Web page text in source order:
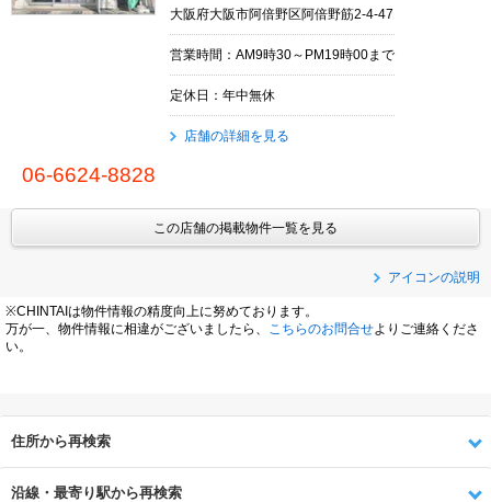
大阪府大阪市阿倍野区阿倍野筋2-4-47
営業時間：AM9時30～PM19時00まで
定休日：年中無休
店舗の詳細を見る
06-6624-8828
この店舗の掲載物件一覧を見る
アイコンの説明
※CHINTAIは物件情報の精度向上に努めております。
万が一、物件情報に相違がございましたら、
こちらのお問合せよりご連絡くださ
い。
住所から再検索
沿線・最寄り駅から再検索